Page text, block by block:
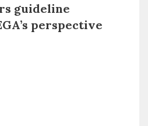
guideline
perspective